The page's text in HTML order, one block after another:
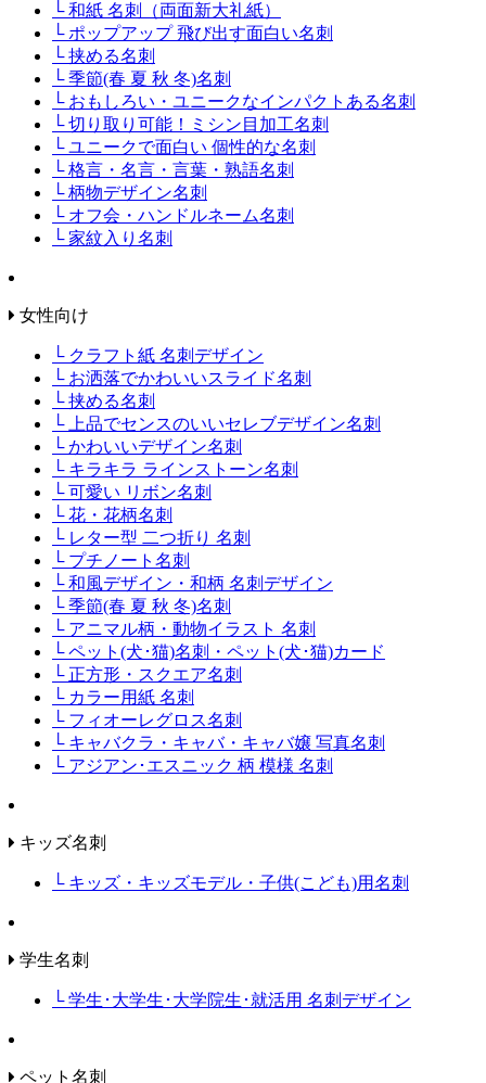
└ 和紙 名刺（両面新大礼紙）
└ ポップアップ 飛び出す面白い名刺
└ 挟める名刺
└ 季節(春 夏 秋 冬)名刺
└ おもしろい・ユニークなインパクトある名刺
└ 切り取り可能！ミシン目加工名刺
└ ユニークで面白い 個性的な名刺
└ 格言・名言・言葉・熟語名刺
└ 柄物デザイン名刺
└ オフ会・ハンドルネーム名刺
└ 家紋入り名刺
女性向け
└ クラフト紙 名刺デザイン
└ お洒落でかわいいスライド名刺
└ 挟める名刺
└ 上品でセンスのいいセレブデザイン名刺
└ かわいいデザイン名刺
└ キラキラ ラインストーン名刺
└ 可愛い リボン名刺
└ 花・花柄名刺
└ レター型 二つ折り 名刺
└ プチノート名刺
└ 和風デザイン・和柄 名刺デザイン
└ 季節(春 夏 秋 冬)名刺
└ アニマル柄・動物イラスト 名刺
└ ペット(犬･猫)名刺・ペット(犬･猫)カード
└ 正方形・スクエア名刺
└ カラー用紙 名刺
└ フィオーレグロス名刺
└ キャバクラ・キャバ・キャバ嬢 写真名刺
└ アジアン･エスニック 柄 模様 名刺
キッズ名刺
└ キッズ・キッズモデル・子供(こども)用名刺
学生名刺
└ 学生･大学生･大学院生･就活用 名刺デザイン
ペット名刺